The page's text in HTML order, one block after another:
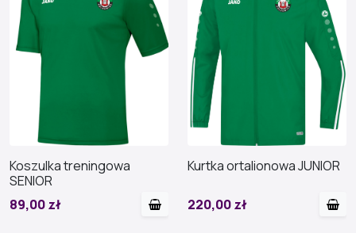
Koszulka treningowa
SENIOR
89,00 zł
Kurtka ortalionowa JUNIOR
220,00 zł